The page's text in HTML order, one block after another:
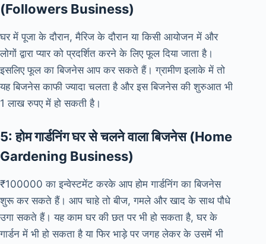
(Followers Business)
घर में पूजा के दौरान, मैरिज के दौरान या किसी आयोजन में और
लोगों द्वारा प्यार को प्रदर्शित करने के लिए फूल दिया जाता है।
इसलिए फूल का बिजनेस आप कर सकते हैं। ग्रामीण इलाके में तो
यह बिजनेस काफी ज्यादा चलता है और इस बिजनेस की शुरुआत भी
1 लाख रुपए में हो सकती है।
5: होम गार्डनिंग घर से चलने वाला बिजनेस (Home
Gardening Business)
₹100000 का इन्वेस्टमेंट करके आप होम गार्डनिंग का बिजनेस
शुरू कर सकते हैं। आप चाहे तो बीज, गमले और खाद के साथ पौधे
उगा सकते हैं। यह काम घर की छत पर भी हो सकता है, घर के
गार्डन में भी हो सकता है या फिर भाड़े पर जगह लेकर के उसमें भी